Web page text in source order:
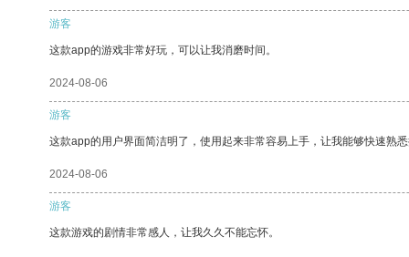
游客
这款app的游戏非常好玩，可以让我消磨时间。
2024-08-06
游客
这款app的用户界面简洁明了，使用起来非常容易上手，让我能够快速熟
2024-08-06
游客
这款游戏的剧情非常感人，让我久久不能忘怀。